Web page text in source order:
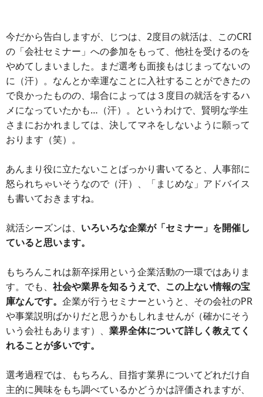
今だから告白しますが、じつは、2度目の就活は、このCRI
の「会社セミナー」への参加をもって、他社を受けるのを
やめてしまいました。まだ選考も面接もはじまってないの
に（汗）。なんとか幸運なことに入社することができたの
で良かったものの、場合によっては３度目の就活をするハ
メになっていたかも…（汗）。というわけで、賢明な学生
さまにおかれましては、決してマネをしないように願って
おります（笑）。
あんまり役に立たないことばっかり書いてると、人事部に
怒られちゃいそうなので（汗）、「まじめな」アドバイス
も書いておきますね。
就活シーズンは、 いろいろな企業が「セミナー」を開催し
ていると思います。
もちろんこれは新卒採用という企業活動の一環ではありま
す。でも、 社会や業界を知るうえで、この上ない情報の宝
庫なんです。 企業が行うセミナーというと、その会社のPR
や事業説明ばかりだと思うかもしれませんが（確かにそう
いう会社もあります）、 業界全体について詳しく教えてく
れることが多いです。
選考過程では、もちろん、目指す業界についてどれだけ自
主的に興味をもち調べているかどうかは評価されますが、